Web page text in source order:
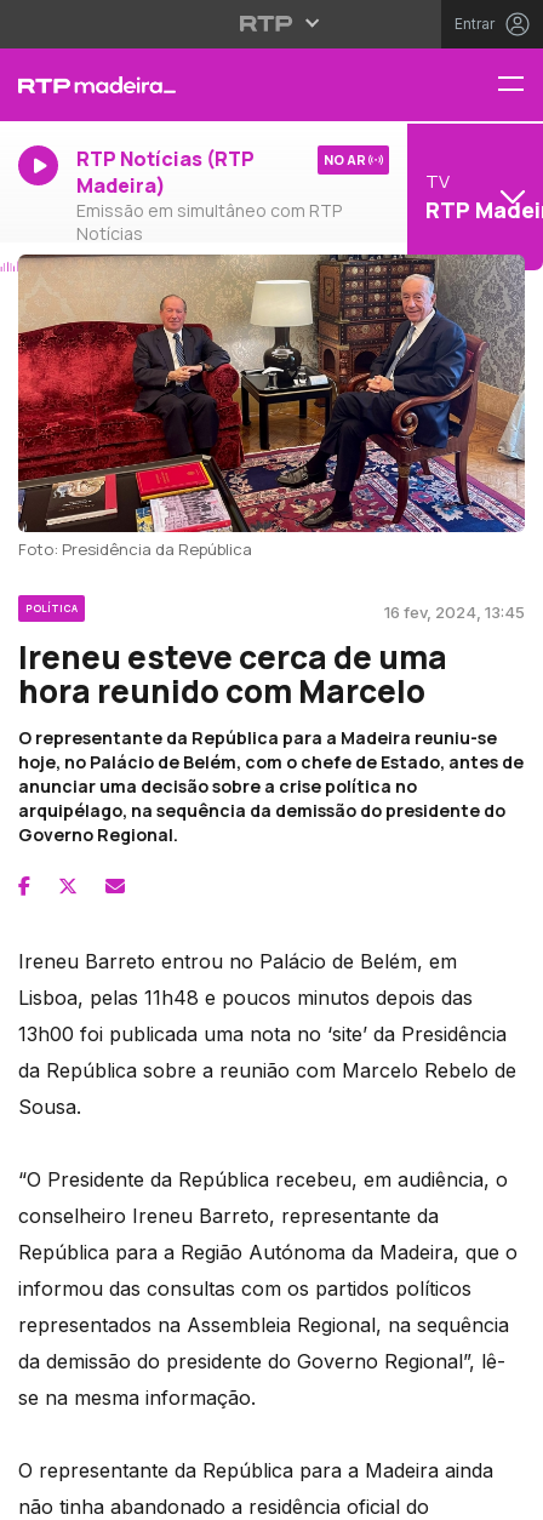
Entrar
RTP Notícias (RTP
Madeira)
Emissão em simultâneo com RTP
Notícias
NO AR
TV
RTP
Foto: Presidência da República
POLÍTICA 16 fev, 2024, 13:45
Ireneu esteve cerca de uma
hora reunido com Marcelo
O representante da República para a Madeira reuniu-se
hoje, no Palácio de Belém, com o chefe de Estado, antes de
anunciar uma decisão sobre a crise política no
arquipélago, na sequência da demissão do presidente do
Governo Regional.
Ireneu Barreto entrou no Palácio de Belém, em
Lisboa, pelas 11h48 e poucos minutos depois das
13h00 foi publicada uma nota no ‘site’ da Presidência
da República sobre a reunião com Marcelo Rebelo de
Sousa.
“O Presidente da República recebeu, em audiência, o
conselheiro Ireneu Barreto, representante da
República para a Região Autónoma da Madeira, que o
informou das consultas com os partidos políticos
representados na Assembleia Regional, na sequência
da demissão do presidente do Governo Regional”, lê-
se na mesma informação.
O representante da República para a Madeira ainda
não tinha abandonado a residência oficial do